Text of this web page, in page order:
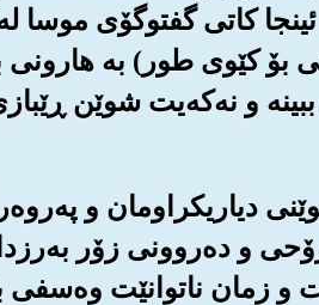
کاتی گفتوگۆی موسا
کێوی طور) به هارونی
و نه‌که‌یت شوێن
دیاریکراومان و
و ده‌روونی زۆر
زمان ناتوانێت وه‌سفی